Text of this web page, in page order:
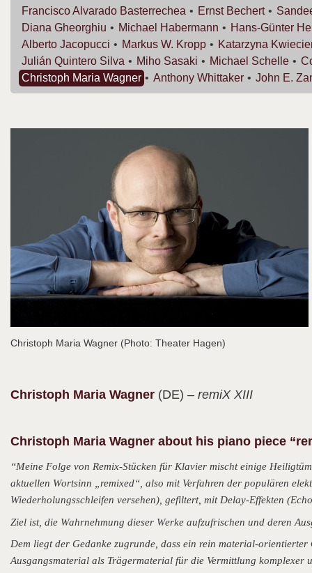
FranciscoAlvarado Basterrechea Ernst Bechert
Diana Gheorghiu Michael Habermann Hans-Günter
Alberto Jacopucci Markus W. Kropp Katarzyna
Julián Quintero Silva Miho Sasaki Michael Schelle
Christoph Maria Wagner Anthony Whittaker John E.
Christoph Maria Wagner (Photo: Theater Hagen)
Christoph Maria Wagner (DE) – remiX XIII
Christoph Maria Wagner about his piano piece
“Meine Folge von Remix-Stücken für Klavier mischt einige
aktuellen Wortsinn „remixed“, also mit Verfahren der populären
Wiederholungsschleifen versehen), gefiltert, mit Delay-Effekten
Ziel ist, die Wahrnehmung dieser Werke aufzufrischen und deren
Dem liegt der Gedanke zugrunde, dass ein rein material-
Ausgangsmaterial als Trägermaterial für die Vermittlung komplexer